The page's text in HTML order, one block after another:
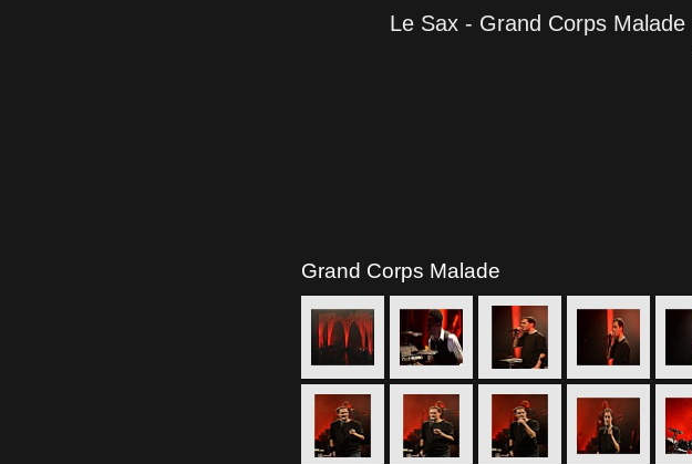
Le Sax - Grand Corps
Grand Corps Malade